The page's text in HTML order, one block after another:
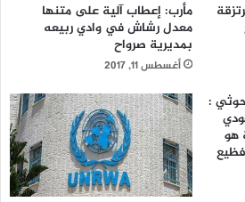
مأرب: إعطاب آلية على متنها
معدل رشاش في وادي ربيعه
بمديرية صرواح
أغسطس 11, 2017
:
هو